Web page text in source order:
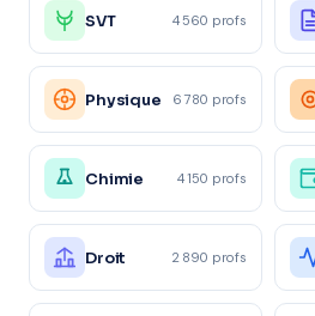
SVT 4 560 profs
Physique 6 780 profs
Chimie 4 150 profs
Droit 2 890 profs